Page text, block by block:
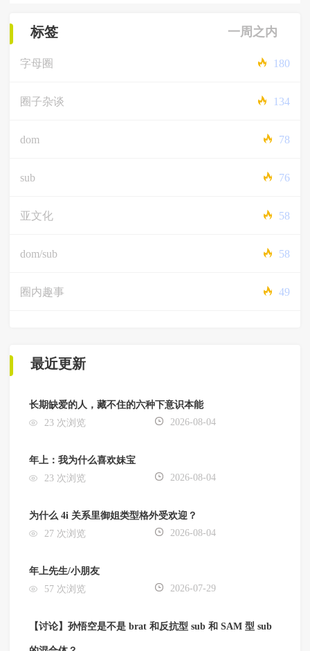
标签 一周之内
字母圈 180
圈子杂谈 134
dom 78
sub 76
亚文化 58
dom/sub 58
圈内趣事 49
最近更新
长期缺爱的人，藏不住的六种下意识本能
23 次浏览
2026-08-04
年上：我为什么喜欢妹宝
23 次浏览
2026-08-04
为什么 4i 关系里御姐类型格外受欢迎？
27 次浏览
2026-08-04
年上先生/小朋友
57 次浏览
2026-07-29
【讨论】孙悟空是不是 brat 和反抗型 sub 和 SAM 型 sub